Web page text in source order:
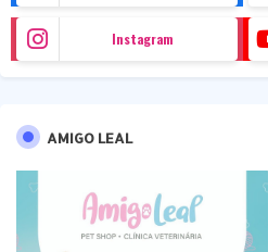
Instagram
AMIGO LEAL